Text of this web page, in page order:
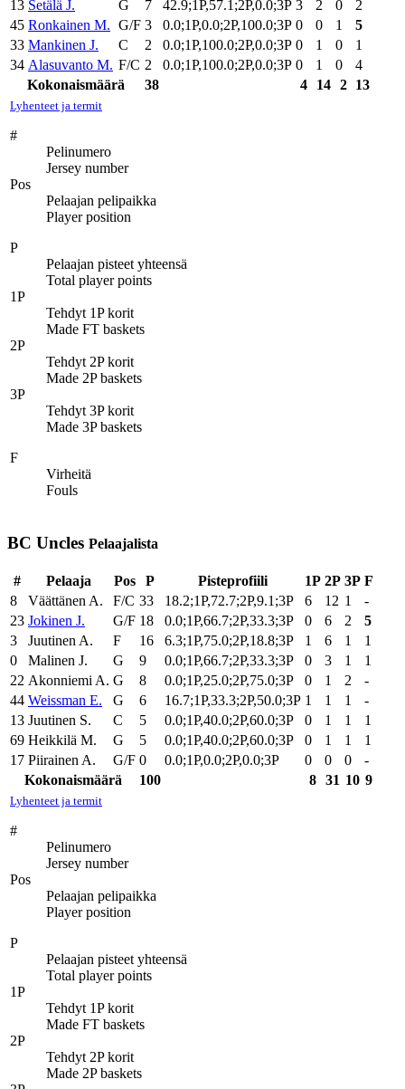
13 Setälä J. G 7 42.9;1P,57.1;2P,0.0;3P 3 2 0
2
45 Ronkainen M. G/F 3 0.0;1P,0.0;2P,100.0;3P 0 0 1
5
33 Mankinen J. C 2 0.0;1P,100.0;2P,0.0;3P 0 1 0
1
34 Alasuvanto M. F/C 2 0.0;1P,100.0;2P,0.0;3P 0 1 0
4
Kokonaismäärä
38 4 14 2 13
Lyhenteet ja termit
#
Pelinumero
Jersey number
Pos
Pelaajan pelipaikka
Player position
P
Pelaajan pisteet yhteensä
Total player points
1P
Tehdyt 1P korit
Made FT baskets
2P
Tehdyt 2P korit
Made 2P baskets
3P
Tehdyt 3P korit
Made 3P baskets
F
Virheitä
Fouls
BC Uncles Pelaajalista
# Pelaaja Pos P Pisteprofiili 1P 2P 3P F
8
Väättänen A. F/C 33 18.2;1P,72.7;2P,9.1;3P 6 12 1
-
23 Jokinen J. G/F 18 0.0;1P,66.7;2P,33.3;3P 0 6 2
5
3
Juutinen A. F 16 6.3;1P,75.0;2P,18.8;3P 1 6 1
1
0
Malinen J. G 9 0.0;1P,66.7;2P,33.3;3P 0 3 1
1
22 Akonniemi A. G 8 0.0;1P,25.0;2P,75.0;3P 0 1 2
-
44 Weissman E. G 6 16.7;1P,33.3;2P,50.0;3P 1 1 1
-
13 Juutinen S. C 5 0.0;1P,40.0;2P,60.0;3P 0 1 1
1
69 Heikkilä M. G 5 0.0;1P,40.0;2P,60.0;3P 0 1 1
1
17 Piirainen A. G/F 0 0.0;1P,0.0;2P,0.0;3P 0 0 0
-
Kokonaismäärä
100 8 31 10 9
Lyhenteet ja termit
#
Pelinumero
Jersey number
Pos
Pelaajan pelipaikka
Player position
P
Pelaajan pisteet yhteensä
Total player points
1P
Tehdyt 1P korit
Made FT baskets
2P
Tehdyt 2P korit
Made 2P baskets